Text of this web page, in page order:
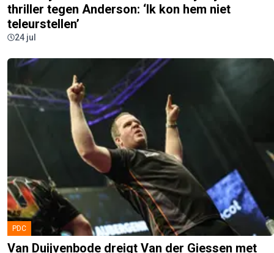
thriller tegen Anderson: ‘Ik kon hem niet
teleurstellen’
24 jul
PDC
Van Duijvenbode dreigt Van der Giessen met